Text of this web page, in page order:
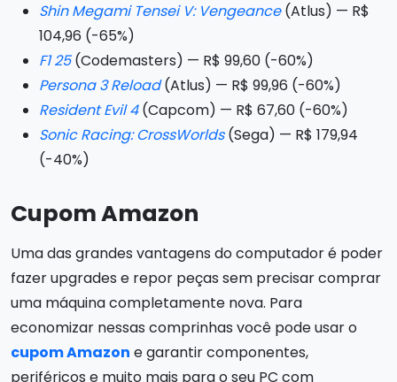
Shin Megami Tensei V: Vengeance(Atlus) — R$
104,96 (-65%)
F1 25(Codemasters) — R$ 99,60 (-60%)
Persona 3 Reload(Atlus) — R$ 99,96 (-60%)
Resident Evil 4(Capcom) — R$ 67,60 (-60%)
Sonic Racing: CrossWorlds(Sega) — R$ 179,94
(-40%)
Cupom Amazon
Uma das grandes vantagens do computador é poder
fazer upgrades e repor peças sem precisar comprar
uma máquina completamente nova. Para
economizar nessas comprinhas você pode usar o
cupom Amazon e garantir componentes,
periféricos e muito mais para o seu PC com